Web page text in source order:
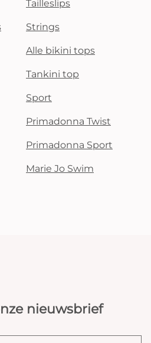
Tailleslips
Strings
Alle bikini tops
Tankini top
Sport
Primadonna Twist
Primadonna Sport
Marie Jo Swim
nieuwsbrief